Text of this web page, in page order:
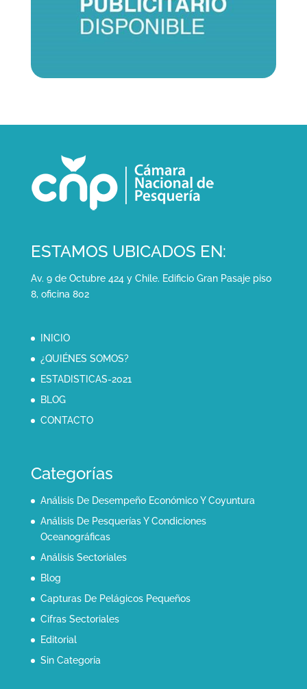
ESTAMOS UBICADOS EN:
Av. 9 de Octubre 424 y Chile. Edificio Gran Pasaje piso
8, oficina 802
INICIO
¿QUIÉNES SOMOS?
ESTADISTICAS-2021
BLOG
CONTACTO
Categorías
Análisis De Desempeño Económico Y Coyuntura
Análisis De Pesquerías Y Condiciones
Oceanográficas
Análisis Sectoriales
Blog
Capturas De Pelágicos Pequeños
Cifras Sectoriales
Editorial
Sin Categoría